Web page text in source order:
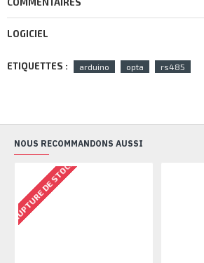
COMMENTAIRES
LOGICIEL
ETIQUETTES : arduino opta rs485
NOUS RECOMMANDONS AUSSI
RUPTURE DE STOCK